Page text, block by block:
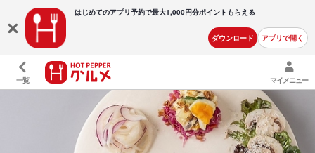
はじめてのアプリ予約で最大1,000円分ポイントもらえる
ダウンロード アプリで開く
一覧 マイメニュー